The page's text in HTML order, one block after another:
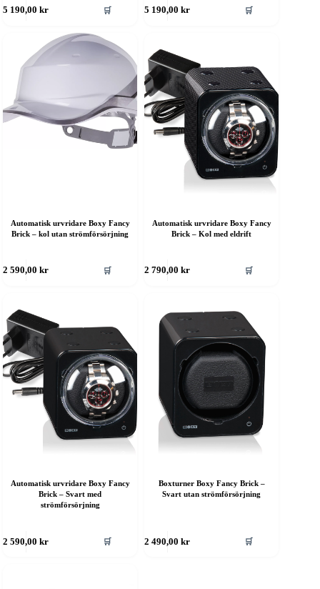
5 190,00kr 🛒 5 190,00kr 🛒
Automatisk urvridare Boxy Fancy
Brick – kol utan strömförsörjning
2 590,00kr 🛒
Automatisk urvridare Boxy Fancy
Brick – Kol med eldrift
2 790,00kr 🛒
Automatisk urvridare Boxy Fancy
Brick – Svart med
strömförsörjning
2 590,00kr 🛒
Boxturner Boxy Fancy Brick –
Svart utan strömförsörjning
2 490,00kr 🛒